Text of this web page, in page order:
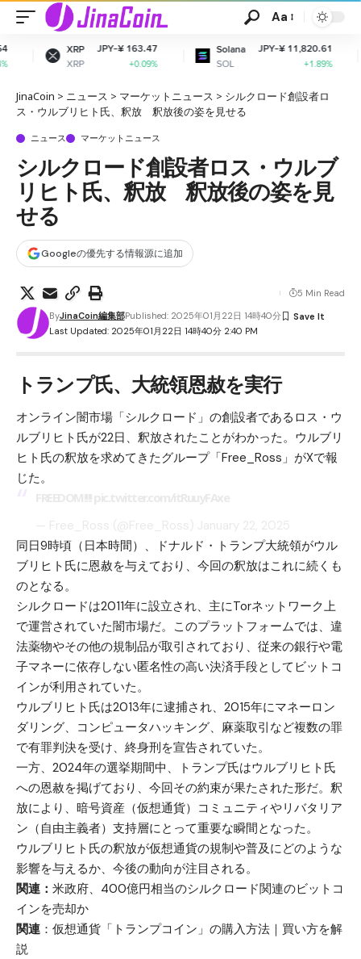
Aa
JPY-¥ 163.47
+0.09%
Solana
SOL
JPY-¥ 11,820.61
+1.89%
Dogecoin
DOGE
JinaCoin > ニュース > マーケットニュース > シルクロード創設者ロ
ス・ウルブリヒト氏、釈放 釈放後の姿を見せる
ニュース マーケットニュース
シルクロード創設者ロス・ウルブ
リヒト氏、釈放 釈放後の姿を見
せる
Googleの優先する情報源に追加
Last Updated: 2025年01月22日 14時40分 2:40 PM
ByJinaCoin編集部Published: 2025年01月22日 14時40分
5 Min Read
トランプ氏、大統領恩赦を実行
オンライン闇市場「シルクロード」の創設者であるロス・ウ
ルブリヒト氏が22日、釈放されたことがわかった。ウルブリ
ヒト氏の釈放を求めてきたグループ「Free_Ross」がXで報
じた。
同日9時頃（日本時間）、ドナルド・トランプ大統領がウル
ブリヒト氏に恩赦を与えており、今回の釈放はこれに続くも
のとなる。
シルクロードは2011年に設立され、主にTorネットワーク上
で運営されていた闇市場だ。このプラットフォームでは、違
法薬物やその他の規制品が取引されており、従来の銀行や電
子マネーに依存しない匿名性の高い決済手段としてビットコ
インが利用されていた。
ウルブリヒト氏は2013年に逮捕され、2015年にマネーロン
ダリング、コンピュータハッキング、麻薬取引など複数の罪
で有罪判決を受け、終身刑を宣告されていた。
一方、2024年の選挙期間中、トランプ氏はウルブリヒト氏
への恩赦を掲げており、今回その約束が果たされた形だ。釈
放により、暗号資産（仮想通貨）コミュニティやリバタリア
ン（自由主義者）支持層にとって重要な瞬間となった。
ウルブリヒト氏の釈放が仮想通貨の規制や普及にどのような
影響を与えるか、今後の動向が注目される。
関連： 米政府、400億円相当のシルクロード関連のビットコ
インを売却か
関連 ： 仮想通貨「トランプコイン」の購入方法｜買い方を解
説